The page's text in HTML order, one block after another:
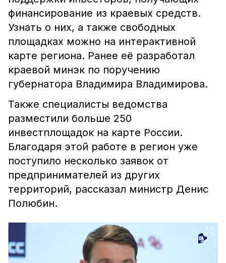
финансирование из краевых средств.
Узнать о них, а также свободных
площадках можно на интерактивной
карте региона. Ранее её разработал
краевой минэк по поручению
губернатора Владимира Владимирова.
Также специалисты ведомства
разместили больше 250
инвестплощадок на карте России.
Благодаря этой работе в регион уже
поступило несколько заявок от
предпринимателей из других
территорий, рассказал министр Денис
Полюбин.